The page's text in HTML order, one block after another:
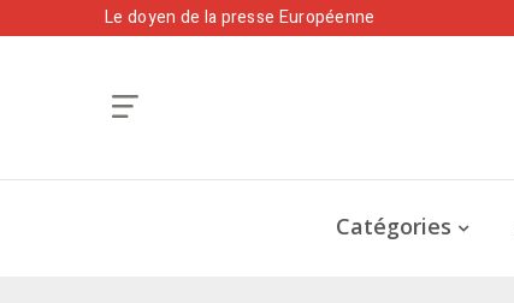
Le doyen de la presse Européenne
Catégories